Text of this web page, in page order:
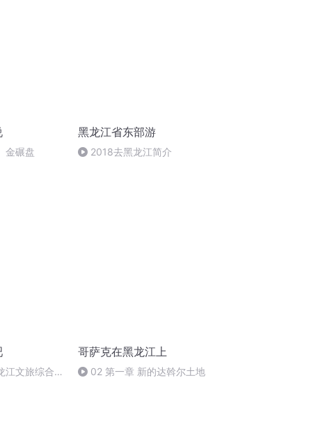
金碾盘
黑龙江省东部游
2018去黑龙江简介
江文旅综合宣
哥萨克在黑龙江上
02 第一章 新的达斡尔土地